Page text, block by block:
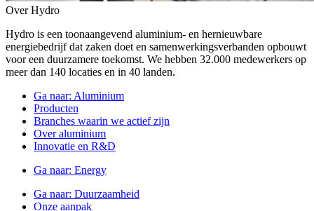
Over Hydro
Hydro is een toonaangevend aluminium- en hernieuwbare
energiebedrijf dat zaken doet en samenwerkingsverbanden opbouwt
voor een duurzamere toekomst. We hebben 32.000 medewerkers op
meer dan 140 locaties en in 40 landen.
Ga naar: Aluminium
Producten
Branches waarin we actief zijn
Over aluminium
Innovatie en R&D
Ga naar: Energy
Ga naar: Duurzaamheid
Onze aanpak